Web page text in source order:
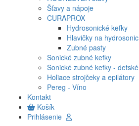
Šťavy a nápoje
CURAPROX
Hydrosonické kefky
Hlavičky na hydrosonic
Zubné pasty
Sonické zubné kefky
Sonické zubné kefky - detské
Holiace strojčeky a epilátory
Pereg - Víno
Kontakt
Košík
Prihlásenie